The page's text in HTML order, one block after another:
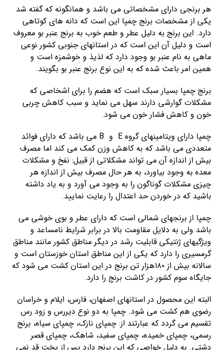
هر برنجی دارای مشخصاتی می باشد و همانگونه که گفته شد
یکی از مشخصات برنج چمپا این است که دانه های کوتاهی
دارد. این برنج به دلیل عطر و طعم خوب به برنج عنبر بو معروف
است و دلیل آن این است که در استانهای جنوبی کشور نوعی
ماهی به نام عنبر بو وجود دارد که لذیذ و خوشمزه است و
همین امر باعث شده که به این نوع برنج عنبر بو بگویند.
برنج چمپا بسیار سبک است که هضم را برای اشخاصی که
مشکلات گوارشی دارند سهل می نماید و سبب کاهش چربی
خون و کاهش فشار خون می شود.
چمپا دارای ویتامینهای گروه E و B می باشد که دارای فوائد
متعددی می باشد که به کاهش وزن کمک می کند اما مصرف
بیش از اندازه آن می تواند مشکلاتی از قبیل: نفخ و مشکلات
معده به وجود بیاورد، به هر حال مصرف بیش از اندازه هر
چیزی مشکلات گوناگون را به وجود می آورد و به یاد داشته
باشید که در خوردن حد اعتدال را رعایت نمایید.
چمپا از برنجهای شمالی است که دارای عطر و بوی خوشی می
باشد ولی به دلایل مقاومت بالا در برابر شرایط نامساعد و
ویژگیهای ژنتیکی قابلیت رشد در دیگر مناطق کشور مانند مناطق
گرمسیری را دارد که یکی از این مناطق استان خوزستان است و
سالانه بیش از ۱۸۰هزار تن برنج در این استان کشت می شود که
جایگاه سوم کشور در کاشت برنج را دارد.
البته این محصول در استانهای اصفهان، فارس، ایلام و خراسان
رضوی هم کشت می شود. چمپا به دو نوع دیررس و زود رس
تقسیم می گردد که عبارتند از: چمپای نازک، چمپای سیاه، برنج
رسمی، چمپای خمیده، چمپای سفید، شاهک، چمپای قصر
دشتی. به دلیل خواصی که این برنج دارد پس از پخت قد نمی